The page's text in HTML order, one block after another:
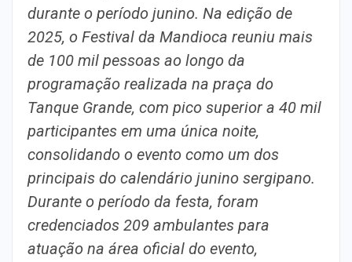
durante o período junino. Na edição de
2025, o Festival da Mandioca reuniu mais
de 100 mil pessoas ao longo da
programação realizada na praça do
Tanque Grande, com pico superior a 40 mil
participantes em uma única noite,
consolidando o evento como um dos
principais do calendário junino sergipano.
Durante o período da festa, foram
credenciados 209 ambulantes para
atuação na área oficial do evento,